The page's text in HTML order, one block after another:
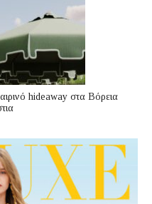
hideaway στα Βόρεια